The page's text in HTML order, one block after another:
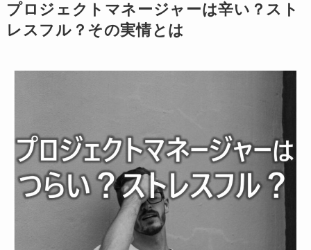
プロジェクトマネージャーは辛い？スト
レスフル？その実情とは